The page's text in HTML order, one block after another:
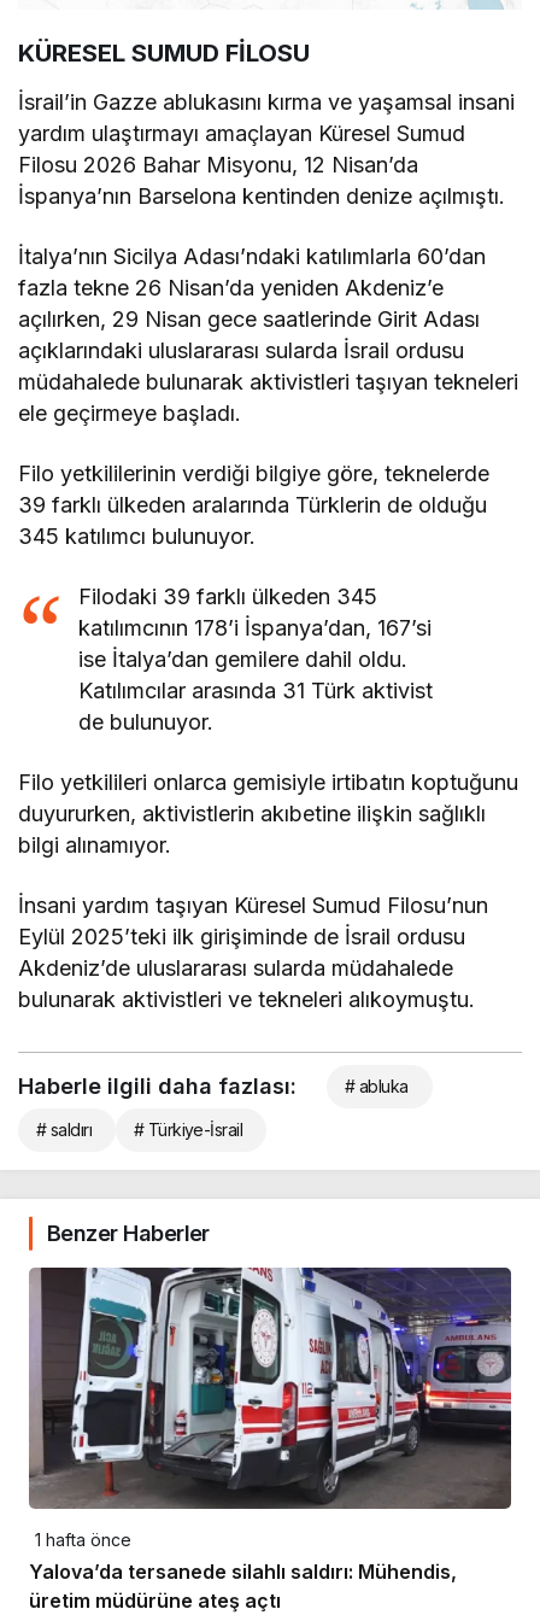
KÜRESEL SUMUD FİLOSU
İsrail’in Gazze ablukasını kırma ve yaşamsal insani
yardım ulaştırmayı amaçlayan Küresel Sumud
Filosu 2026 Bahar Misyonu, 12 Nisan’da
İspanya’nın Barselona kentinden denize açılmıştı.
İtalya’nın Sicilya Adası’ndaki katılımlarla 60’dan
fazla tekne 26 Nisan’da yeniden Akdeniz’e
açılırken, 29 Nisan gece saatlerinde Girit Adası
açıklarındaki uluslararası sularda İsrail ordusu
müdahalede bulunarak aktivistleri taşıyan tekneleri
ele geçirmeye başladı.
Filo yetkililerinin verdiği bilgiye göre, teknelerde
39 farklı ülkeden aralarında Türklerin de olduğu
345 katılımcı bulunuyor.
Filodaki 39 farklı ülkeden 345
katılımcının 178’i İspanya’dan, 167’si
ise İtalya’dan gemilere dahil oldu.
Katılımcılar arasında 31 Türk aktivist
de bulunuyor.
Filo yetkilileri onlarca gemisiyle irtibatın koptuğunu
duyururken, aktivistlerin akıbetine ilişkin sağlıklı
bilgi alınamıyor.
İnsani yardım taşıyan Küresel Sumud Filosu’nun
Eylül 2025’teki ilk girişiminde de İsrail ordusu
Akdeniz’de uluslararası sularda müdahalede
bulunarak aktivistleri ve tekneleri alıkoymuştu.
Haberle ilgili daha fazlası: # abluka
# saldırı # Türkiye-İsrail
Benzer Haberler
1 hafta önce
Yalova’da tersanede silahlı saldırı: Mühendis,
üretim müdürüne ateş açtı